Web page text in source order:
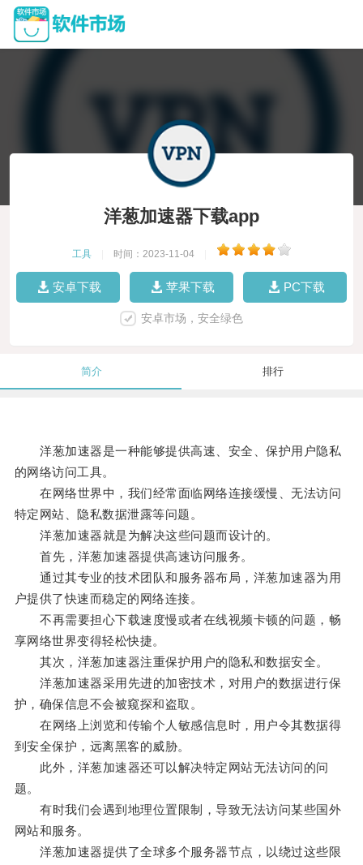
洋葱加速器下载app
工具 时间：2023-11-04
安卓下载 苹果下载 PC下载
安卓市场，安全绿色
简介 排行
洋葱加速器是一种能够提供高速、安全、保护用户隐私
的网络访问工具。
在网络世界中，我们经常面临网络连接缓慢、无法访问
特定网站、隐私数据泄露等问题。
洋葱加速器就是为解决这些问题而设计的。
首先，洋葱加速器提供高速访问服务。
通过其专业的技术团队和服务器布局，洋葱加速器为用
户提供了快速而稳定的网络连接。
不再需要担心下载速度慢或者在线视频卡顿的问题，畅
享网络世界变得轻松快捷。
其次，洋葱加速器注重保护用户的隐私和数据安全。
洋葱加速器采用先进的加密技术，对用户的数据进行保
护，确保信息不会被窥探和盗取。
在网络上浏览和传输个人敏感信息时，用户令其数据得
到安全保护，远离黑客的威胁。
此外，洋葱加速器还可以解决特定网站无法访问的问
题。
有时我们会遇到地理位置限制，导致无法访问某些国外
网站和服务。
洋葱加速器提供了全球多个服务器节点，以绕过这些限